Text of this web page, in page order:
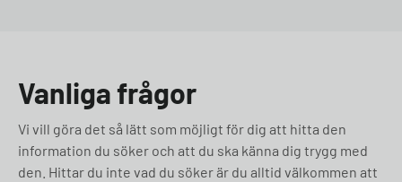
Vanliga frågor
Vi vill göra det så lätt som möjligt för dig att hitta den
information du söker och att du ska känna dig trygg med
den. Hittar du inte vad du söker är du alltid välkommen att